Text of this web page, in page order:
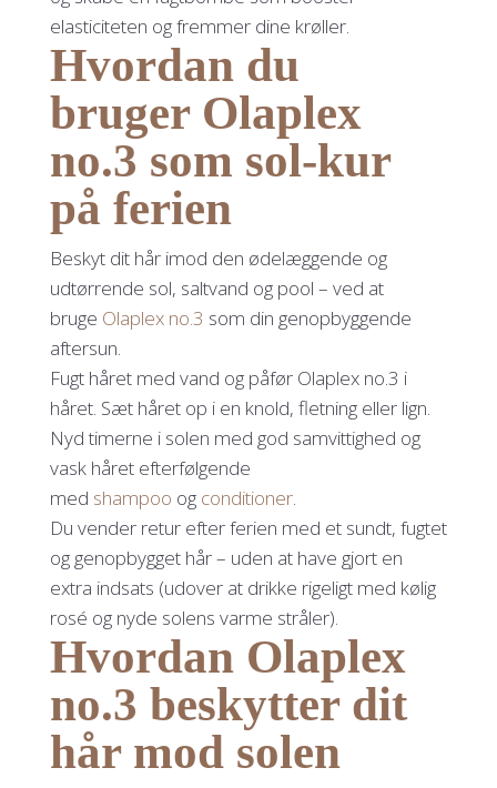
elasticiteten og fremmer dine krøller.
Hvordan du
bruger Olaplex
no.3 som sol-kur
på ferien
Beskyt dit hår imod den ødelæggende og
udtørrende sol, saltvand og pool – ved at
bruge Olaplex no.3 som din genopbyggende
aftersun.
Fugt håret med vand og påfør Olaplex no.3 i
håret. Sæt håret op i en knold, fletning eller lign.
Nyd timerne i solen med god samvittighed og
vask håret efterfølgende
med shampoo og conditioner.
Du vender retur efter ferien med et sundt, fugtet
og genopbygget hår – uden at have gjort en
extra indsats (udover at drikke rigeligt med kølig
rosé og nyde solens varme stråler).
Hvordan Olaplex
no.3 beskytter dit
hår mod solen